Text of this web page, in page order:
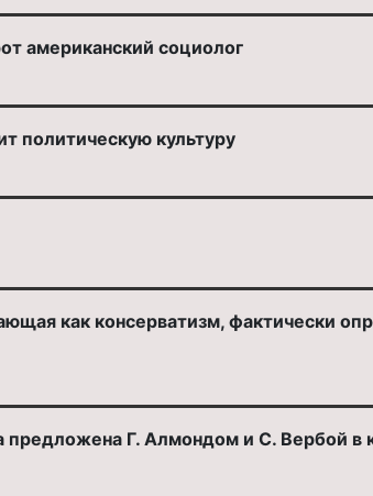
американский социолог
политическую культуру
как консерватизм, фактически
Г. Алмондом и С. Вербой в